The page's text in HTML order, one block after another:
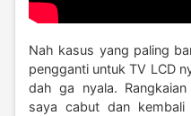
Nah kasus yang paling
pengganti untuk TV LCD
dah ga nyala.
saya cabut dan